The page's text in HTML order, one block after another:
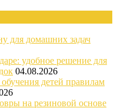
для домашних задач
удобное решение для
04.08.2026
детей правилам
на резиновой основе